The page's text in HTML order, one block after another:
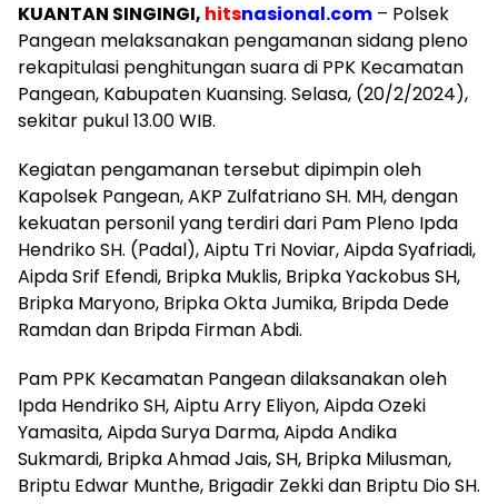
KUANTAN SINGINGI, hitsnasional.com – Polsek
Pangean melaksanakan pengamanan sidang pleno
rekapitulasi penghitungan suara di PPK Kecamatan
Pangean, Kabupaten Kuansing. Selasa, (20/2/2024),
sekitar pukul 13.00 WIB.
Kegiatan pengamanan tersebut dipimpin oleh
Kapolsek Pangean, AKP Zulfatriano SH. MH, dengan
kekuatan personil yang terdiri dari Pam Pleno Ipda
Hendriko SH. (Padal), Aiptu Tri Noviar, Aipda Syafriadi,
Aipda Srif Efendi, Bripka Muklis, Bripka Yackobus SH,
Bripka Maryono, Bripka Okta Jumika, Bripda Dede
Ramdan dan Bripda Firman Abdi.
Pam PPK Kecamatan Pangean dilaksanakan oleh
Ipda Hendriko SH, Aiptu Arry Eliyon, Aipda Ozeki
Yamasita, Aipda Surya Darma, Aipda Andika
Sukmardi, Bripka Ahmad Jais, SH, Bripka Milusman,
Briptu Edwar Munthe, Brigadir Zekki dan Briptu Dio SH.